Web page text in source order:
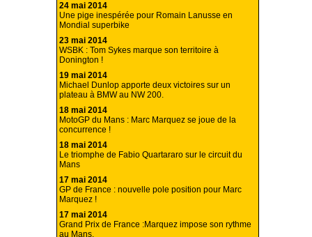
24 mai 2014
Une pige inespérée pour Romain Lanusse en
Mondial superbike
23 mai 2014
WSBK : Tom Sykes marque son territoire à
Donington !
19 mai 2014
Michael Dunlop apporte deux victoires sur un
plateau à BMW au NW 200.
18 mai 2014
MotoGP du Mans : Marc Marquez se joue de la
concurrence !
18 mai 2014
Le triomphe de Fabio Quartararo sur le circuit du
Mans
17 mai 2014
GP de France : nouvelle pole position pour Marc
Marquez !
17 mai 2014
Grand Prix de France :Marquez impose son rythme
au Mans.